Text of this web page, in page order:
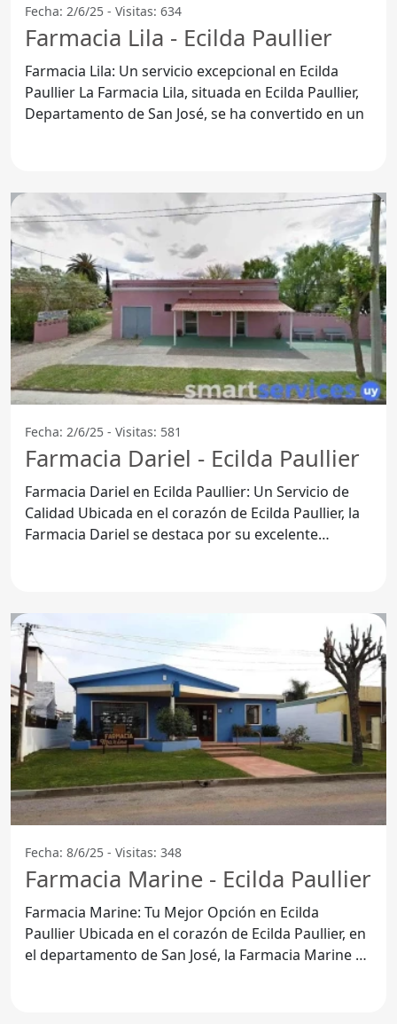
Fecha: 2/6/25 - Visitas: 634
Farmacia Lila - Ecilda Paullier
Farmacia Lila: Un servicio excepcional en Ecilda
Paullier La Farmacia Lila, situada en Ecilda Paullier,
Departamento de San José, se ha convertido en un
Fecha: 2/6/25 - Visitas: 581
Farmacia Dariel - Ecilda Paullier
Farmacia Dariel en Ecilda Paullier: Un Servicio de
Calidad Ubicada en el corazón de Ecilda Paullier, la
Farmacia Dariel se destaca por su excelente
Fecha: 8/6/25 - Visitas: 348
Farmacia Marine - Ecilda Paullier
Farmacia Marine: Tu Mejor Opción en Ecilda
Paullier Ubicada en el corazón de Ecilda Paullier, en
el departamento de San José, la Farmacia Marine se